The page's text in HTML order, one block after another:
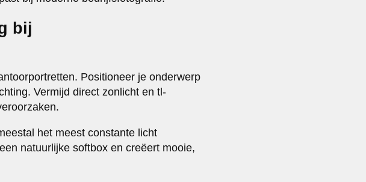
bij
Positioneer je onderwerp
Vermijd direct zonlicht en tl-
het meest constante licht
natuurlijke softbox en creëert mooie,